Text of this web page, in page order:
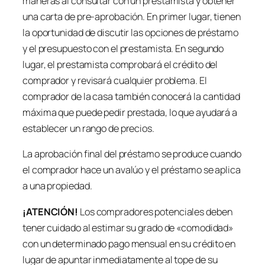
una carta de pre-aprobación. En primer lugar, tienen
la oportunidad de discutir las opciones de préstamo
y el presupuesto con el prestamista. En segundo
lugar, el prestamista comprobará el crédito del
comprador y revisará cualquier problema. El
comprador de la casa también conocerá la cantidad
máxima que puede pedir prestada, lo que ayudará a
establecer un rango de precios.
La aprobación final del préstamo se produce cuando
el comprador hace un avalúo y el préstamo se aplica
a una propiedad.
¡ATENCIÓN! Los compradores potenciales deben
tener cuidado al estimar su grado de «comodidad»
con un determinado pago mensual en su crédito en
lugar de apuntar inmediatamente al tope de su